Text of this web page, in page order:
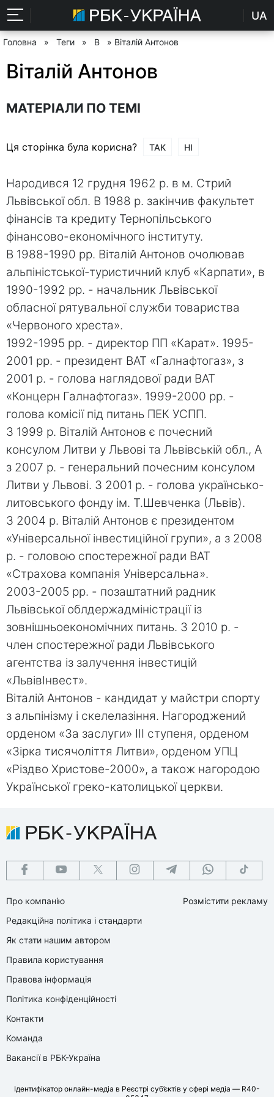
UA
Головна » Теги » В » Віталій Антонов
Віталій Антонов
МАТЕРІАЛИ ПО ТЕМІ
Ця сторінка була корисна? ТАК НІ
Народився 12 грудня 1962 р. в м. Стрий
Львівської обл. В 1988 р. закінчив факультет
фінансів та кредиту Тернопільського
фінансово-економічного інституту.
В 1988-1990 рр. Віталій Антонов очолював
альпіністської-туристичний клуб «Карпати», в
1990-1992 рр. - начальник Львівської
обласної рятувальної служби товариства
«Червоного хреста».
1992-1995 рр. - директор ПП «Карат». 1995-
2001 рр. - президент ВАТ «Галнафтогаз», з
2001 р. - голова наглядової ради ВАТ
«Концерн Галнафтогаз». 1999-2000 рр. -
голова комісії під питань ПЕК УСПП.
З 1999 р. Віталій Антонов є почесний
консулом Литви у Львові та Львівській обл., А
з 2007 р. - генеральний почесним консулом
Литви у Львові. З 2001 р. - голова українсько-
литовського фонду ім. Т.Шевченка (Львів).
З 2004 р. Віталій Антонов є президентом
«Універсальної інвестиційної групи», а з 2008
р. - головою спостережної ради ВАТ
«Страхова компанія Універсальна».
2003-2005 рр. - позаштатний радник
Львівської облдержадміністрації із
зовнішньоекономічних питань. З 2010 р. -
член спостережної ради Львівського
агентства із залучення інвестицій
«ЛьвівІнвест».
Віталій Антонов - кандидат у майстри спорту
з альпінізму і скелелазіння. Нагороджений
орденом «За заслуги» III ступеня, орденом
«Зірка тисячоліття Литви», орденом УПЦ
«Різдво Христове-2000», а також нагородою
Української греко-католицької церкви.
Про компанію
Редакційна політика і стандарти
Як стати нашим автором
Правила користування
Правова інформація
Політика конфіденційності
Контакти
Команда
Вакансії в РБК-Україна
Розмістити рекламу
Ідентифікатор онлайн-медіа в Реєстрі суб’єктів у сфері медіа — R40-